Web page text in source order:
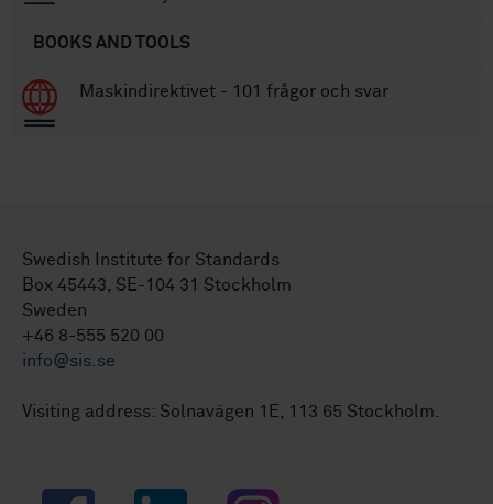
BOOKS AND TOOLS
Maskindirektivet - 101 frågor och svar
Swedish Institute for Standards
Box 45443, SE-104 31 Stockholm
Sweden
+46 8-555 520 00
info@sis.se
Visiting address: Solnavägen 1E, 113 65 Stockholm.
Facebook LinkedIn Instagram